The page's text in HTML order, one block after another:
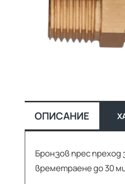
ОПИСАНИЕ
Бронзов прес
времетраене до 30